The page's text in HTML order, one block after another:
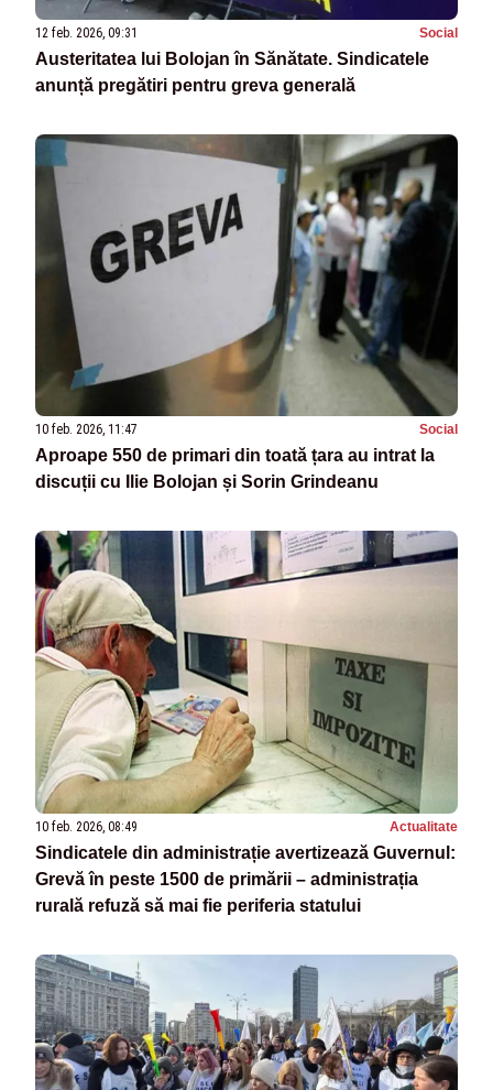
12 feb. 2026, 09:31 Social
Austeritatea lui Bolojan în Sănătate. Sindicatele
anunță pregătiri pentru greva generală
10 feb. 2026, 11:47 Social
Aproape 550 de primari din toată țara au intrat la
discuții cu Ilie Bolojan și Sorin Grindeanu
10 feb. 2026, 08:49 Actualitate
Sindicatele din administrație avertizează Guvernul:
Grevă în peste 1500 de primării – administrația
rurală refuză să mai fie periferia statului